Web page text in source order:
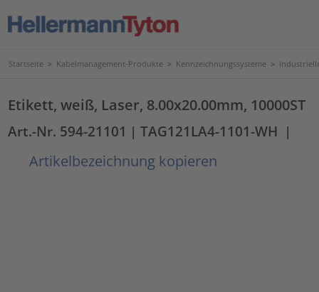
Startseite > Kabelmanagement-Produkte > Kennzeichnungssysteme >
Etikett, weiß, Laser, 8.00x20.00mm, 10000ST
Art.-Nr. 594-21101 | TAG121LA4-1101-WH |
Artikelbezeichnung kopieren